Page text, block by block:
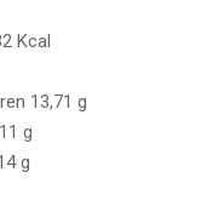
Kcal
13,71 g
g
g